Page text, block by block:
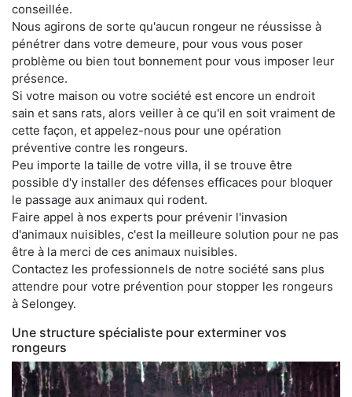
conseillée.
Nous agirons de sorte qu'aucun rongeur ne réussisse à
pénétrer dans votre demeure, pour vous vous poser
problème ou bien tout bonnement pour vous imposer leur
présence.
Si votre maison ou votre société est encore un endroit
sain et sans rats, alors veiller à ce qu'il en soit vraiment de
cette façon, et appelez-nous pour une opération
préventive contre les rongeurs.
Peu importe la taille de votre villa, il se trouve être
possible d'y installer des défenses efficaces pour bloquer
le passage aux animaux qui rodent.
Faire appel à nos experts pour prévenir l'invasion
d'animaux nuisibles, c'est la meilleure solution pour ne pas
être à la merci de ces animaux nuisibles.
Contactez les professionnels de notre société sans plus
attendre pour votre prévention pour stopper les rongeurs
à Selongey.
Une structure spécialiste pour exterminer vos
rongeurs